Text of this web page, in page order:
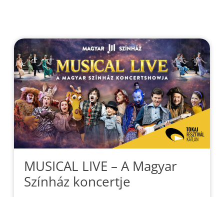
MUSICAL LIVE – A Magyar
Színház koncertje